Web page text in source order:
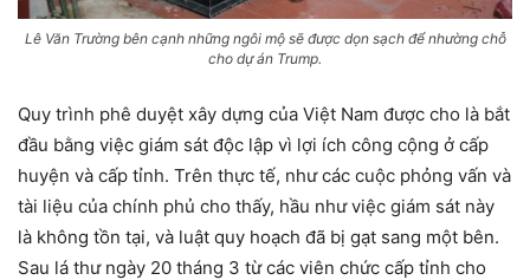
Lê Văn Trường bên cạnh những ngôi mộ sẽ được dọn sạch để nhường chỗ
cho dự án Trump.
Quy trình phê duyệt xây dựng của Việt Nam được cho là bắt
đầu bằng việc giám sát độc lập vì lợi ích công cộng ở cấp
huyện và cấp tỉnh. Trên thực tế, như các cuộc phỏng vấn và
tài liệu của chính phủ cho thấy, hầu như việc giám sát này
là không tồn tại, và luật quy hoạch đã bị gạt sang một bên.
Sau lá thư ngày 20 tháng 3 từ các viên chức cấp tỉnh cho